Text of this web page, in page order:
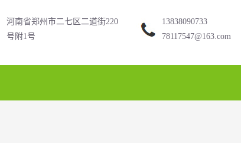
河南省郑州市二七区二道街220
号附1号
13838090733
78117547@163.com